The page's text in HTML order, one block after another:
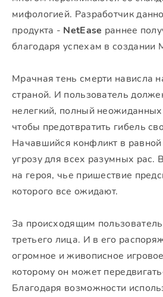
мифологией. Разработчик
продукта - NetEase раннее
благодаря успехам в создании
Мрачная тень смерти нависла
страной. И пользователь
нелегкий, полный
чтобы предотвратить гибель
Начавшийся конфликт в равной
угрозу для всех разумных рас.
на героя, чье пришествие
которого все ожидают.
За происходящим
третьего лица. И в его
огромное и живописное
которому он может
Благодаря возможности